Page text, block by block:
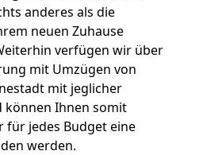
anderes als die
neuen Zuhause
verfügen wir über
mit Umzügen von
mit jeglicher
Ihnen somit
für jedes Budget eine
werden.